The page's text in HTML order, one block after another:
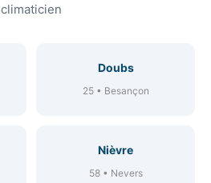
climaticien
Doubs
25 • Besançon
Nièvre
58 • Nevers